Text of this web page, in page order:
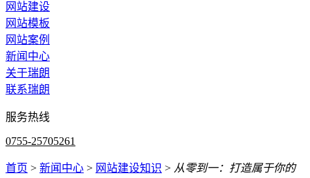
网站建设
网站模板
网站案例
新闻中心
关于瑞朗
联系瑞朗
服务热线
0755-25705261
首页 > 新闻中心 > 网站建设知识 > 从零到一：打造属于你的